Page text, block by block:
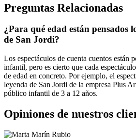
Preguntas Relacionadas
¿Para qué edad están pensados
de San Jordi?
Los espectáculos de cuenta cuentos están
infantil, pero es cierto que cada
de edad en concreto. Por ejemplo, el
leyenda de San Jordi de la empresa Plus
público infantil de 3 a 12 años.
Opiniones de nuestros